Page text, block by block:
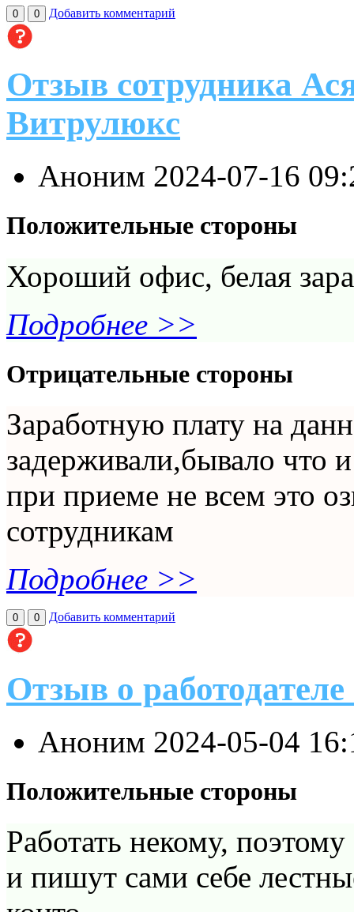
0 0 Добавить комментарий
Отзыв сотрудника
Витрулюкс
Аноним 2024-07-16
Положительные стороны
Хороший офис, белая
Подробнее >>
Отрицательные стороны
Заработную плату на
задерживали,бывало что
при приеме не всем это
сотрудникам
Подробнее >>
0 0 Добавить комментарий
Отзыв о
Аноним 2024-05-04
Положительные стороны
Работать некому,
и пишут сами себе